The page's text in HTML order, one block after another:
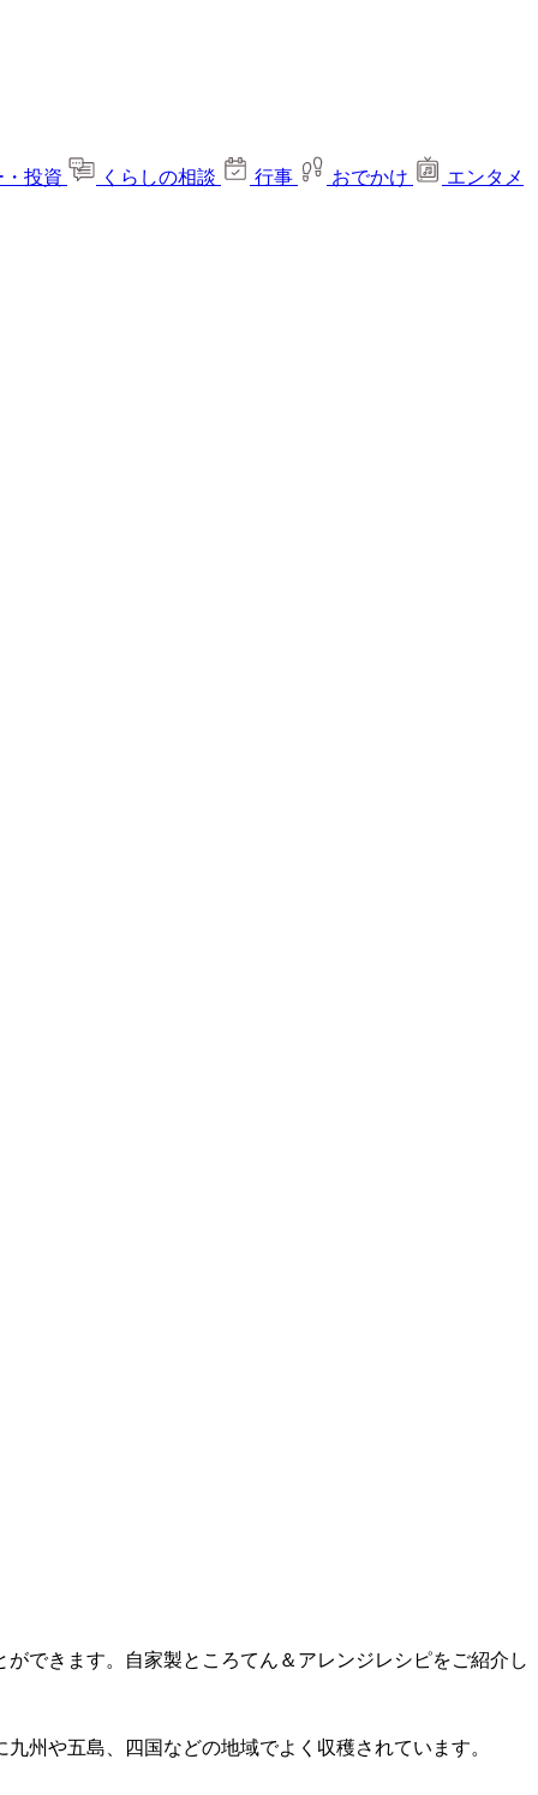
投資 くらしの相談 行事 おでかけ エンタメ
できます。自家製ところてん＆アレンジレシピをご紹介し
州や五島、四国などの地域でよく収穫されています。